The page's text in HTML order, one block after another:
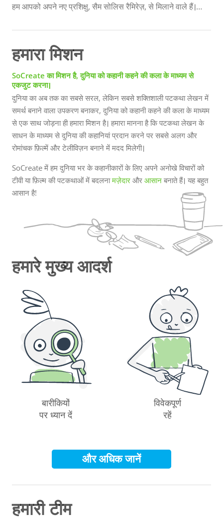
हम आपको अपने नए प्रशिक्षु, सैम सोलिस रैमिरेज़, से मिलाने वाले हैं।
डाक्यूमेंट्री -- जो स्टार्टअप के रूप में आपके सामने हमारा सफर प्रदर्शित
करेगा और हम आपको बताना चाहते हैं कि हमारी बेहतरीन टीम आपके लिए
सर्वश्रेष्ठ पटकथा लेखन अनुभव प्रदान करने के लिए कठिन मेहनत कर
रही है। अपनी इंजीनियरिंग पृष्ठभूमि के साथ सैम का फिल्म के लिए जुनून
उन्हें इस पद ...
हमारा मिशन
SoCreate का मिशन है, दुनिया को कहानी कहने की कला के माध्यम से
एकजुट करना।
दुनिया का अब तक का सबसे सरल, लेकिन सबसे शक्तिशाली पटकथा लेखन में
समर्थ बनाने वाला उपकरण बनाकर, दुनिया को कहानी कहने की कला के माध्यम
से एक साथ जोड़ना ही हमारा मिशन है। हमारा मानना है कि पटकथा लेखन के
साधन के माध्यम से दुनिया की कहानियां प्रदान करने पर सबसे अलग और
रोमांचक फ़िल्में और टेलीविज़न बनाने में मदद मिलेगी।
SoCreate में हम दुनिया भर के कहानीकारों के लिए अपने अनोखे विचारों को
टीवी या फ़िल्म की पटकथाओं में बदलनामज़ेदार और आसान बनाते हैं। यह बहुत
आसान है!
हमारे मुख्य आदर्श
बारीकियों
पर ध्यान दें
विवेकपूर्ण
रहें
और अधिक जानें
हमारी टीम